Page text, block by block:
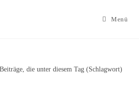
Menü
die unter diesem Tag (Schlagwort)